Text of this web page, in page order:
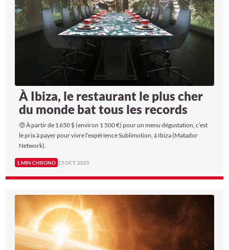
À Ibiza, le restaurant le plus cher
du monde bat tous les records
🤑 À partir de 1 650 $ (environ 1 500 €) pour un menu dégustation, c’est
le prix à payer pour vivre l’expérience Sublimotion, à Ibiza (Matador
Network).
1 MIN CHRONO 13 OCT. 2025